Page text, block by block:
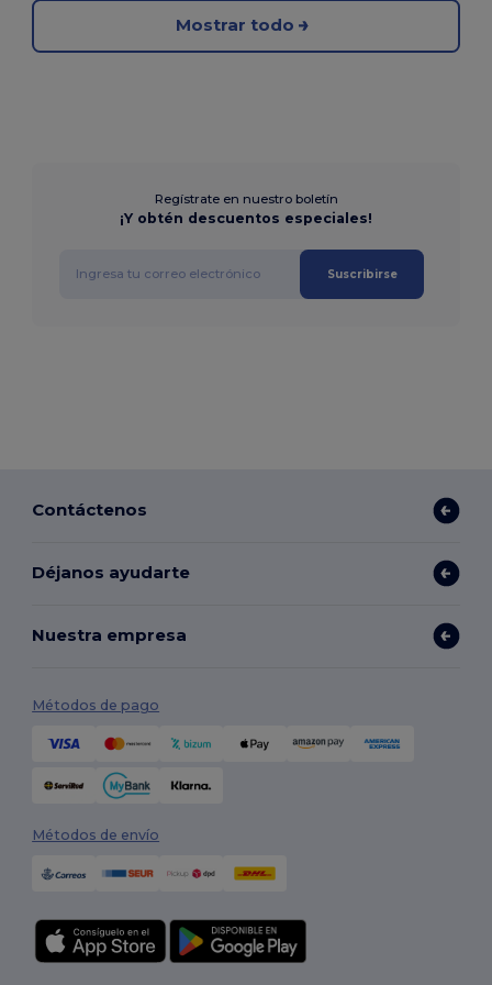
Mostrar todo
Regístrate en nuestro boletín
¡Y obtén descuentos especiales!
Suscribirse
Contáctenos
Déjanos ayudarte
Nuestra empresa
Métodos de pago
Métodos de envío